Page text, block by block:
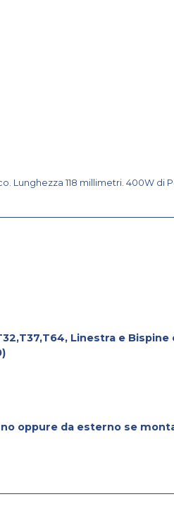
Lunghezza 118 millimetri. 400W
Linestra e Bispine
oppure da esterno se